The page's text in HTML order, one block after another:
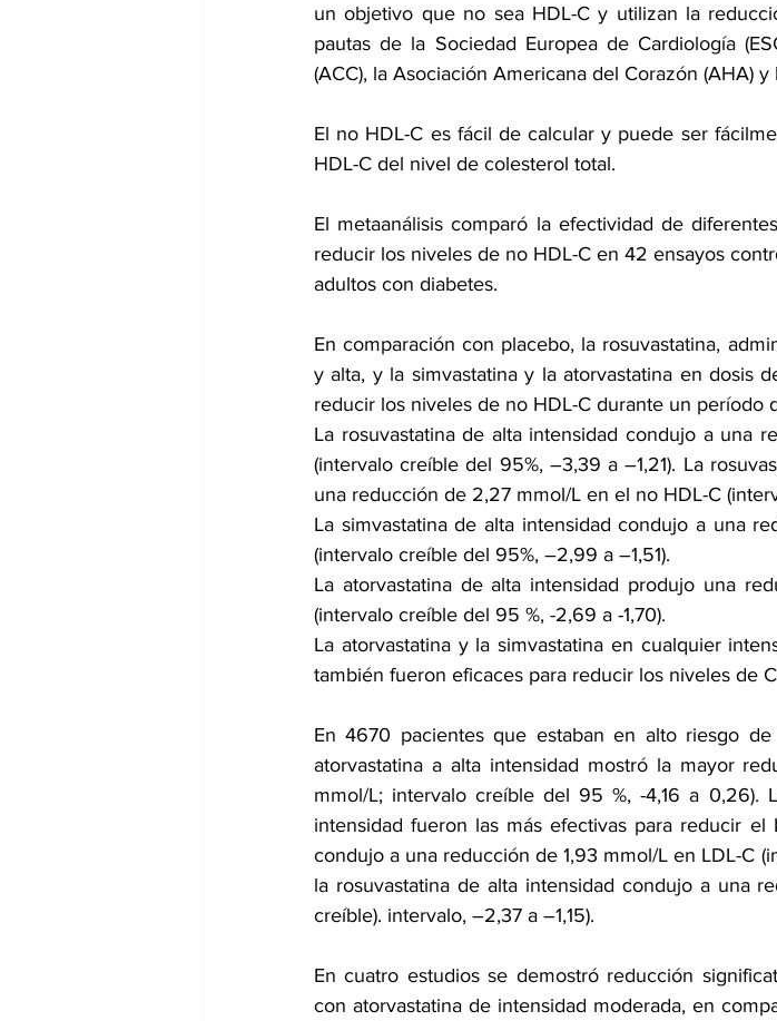
un objetivo que no sea HDL-C y utilizan la
pautas de la Sociedad Europea de Cardiología
(ACC), la Asociación Americana del Corazón (AHA)
El no HDL-C es fácil de calcular y puede ser
HDL-C del nivel de colesterol total.
El metaanálisis comparó la efectividad de
reducir los niveles de no HDL-C en 42 ensayos
adultos con diabetes.
En comparación con placebo, la rosuvastatina,
y alta, y la simvastatina y la atorvastatina en dosis
reducir los niveles de no HDL-C durante un período
La rosuvastatina de alta intensidad condujo a una
(intervalo creíble del 95%, –3,39 a –1,21). La
una reducción de 2,27 mmol/L en el no HDL-C
La simvastatina de alta intensidad condujo a una
(intervalo creíble del 95%, –2,99 a –1,51).
La atorvastatina de alta intensidad produjo una
(intervalo creíble del 95 %, -2,69 a -1,70).
La atorvastatina y la simvastatina en cualquier
también fueron eficaces para reducir los niveles de
En 4670 pacientes que estaban en alto riesgo
atorvastatina a alta intensidad mostró la mayor
mmol/L; intervalo creíble del 95 %, -4,16 a 0,26).
intensidad fueron las más efectivas para reducir el
condujo a una reducción de 1,93 mmol/L en LDL-C
la rosuvastatina de alta intensidad condujo a una
creíble). intervalo, –2,37 a –1,15).
En cuatro estudios se demostró reducción
con atorvastatina de intensidad moderada, en